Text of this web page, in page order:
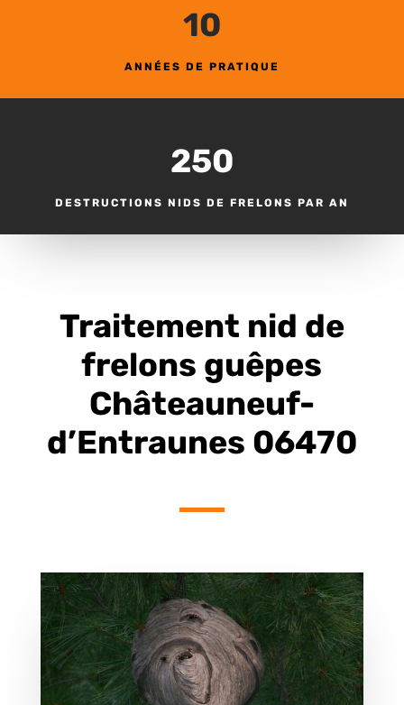
10
ANNÉES DE PRATIQUE
250
DESTRUCTIONS NIDS DE FRELONS PAR AN
Traitement nid de
frelons guêpes
Châteauneuf-
d’Entraunes 06470